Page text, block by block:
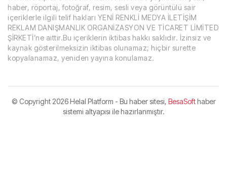
haber, röportaj, fotoğraf, resim, sesli veya görüntülü sair
içeriklerle ilgili telif hakları YENİ RENKLİ MEDYA İLETİŞİM
REKLAM DANIŞMANLIK ORGANİZASYON VE TİCARET LİMİTED
ŞİRKETİ’ne aittir.Bu içeriklerin iktibas hakkı saklıdır. İzinsiz ve
kaynak gösterilmeksizin iktibas olunamaz; hiçbir surette
kopyalanamaz, yeniden yayına konulamaz.
© Copyright2026 Helal Platform - Bu haber sitesi, BesaSofthaber
sistemi altyapısı ile hazırlanmıştır.